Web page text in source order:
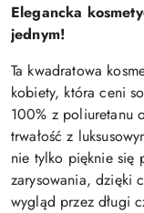
Elegancka
jednym!
Ta kwadratowa
kobiety, która ceni
100% z poliuretanu
trwałość z
nie tylko pięknie się
zarysowania, dzięki
wygląd przez długi